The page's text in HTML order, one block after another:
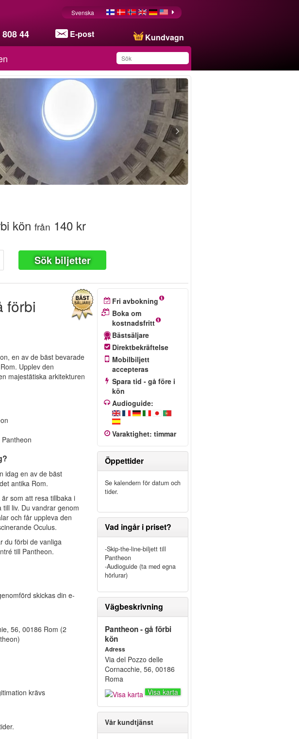
44 E-post Kundvagn
Svenska
Du har sparat produkten
kön från 140 kr
Sök biljetter
förbi
en av de bäst bevarade
Upplev den
majestätiska arkitekturen
idag en av de bäst
antika Rom.
som att resa tillbaka i
liv. Du vandrar genom
och får uppleva den
Oculus.
du förbi de vanliga
till Pantheon.
skickas din e-
56, 00186 Rom (2
krävs
Fri avbokning
Boka om
kostnadsfritt
Bästsäljare
Direktbekräftelse
Mobilbiljett
accepteras
Spara tid - gå före i
kön
Audioguide:
Varaktighet: timmar
Öppettider
Se kalendern för datum och
tider.
Vad ingår i priset?
-Skip-the-line-biljett till
Pantheon
-Audioguide (ta med egna
hörlurar)
Vägbeskrivning
Pantheon - gå förbi
kön
Adress
Via del Pozzo delle
Cornacchie, 56, 00186
Roma
Visa karta
Vår kundtjänst